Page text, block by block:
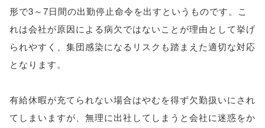
形で3～7日間の出勤停止命令を出すというものです。こ
れは会社が原因による病欠ではないことが理由として挙げ
られやすく、集団感染になるリスクも踏まえた適切な対応
となります。
有給休暇が充てられない場合はやむを得ず欠勤扱いにされ
てしまいますが、無理に出社してしまうと会社に迷惑をか